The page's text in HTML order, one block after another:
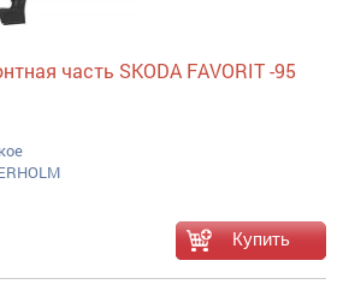
часть SKODA FAVORIT -95